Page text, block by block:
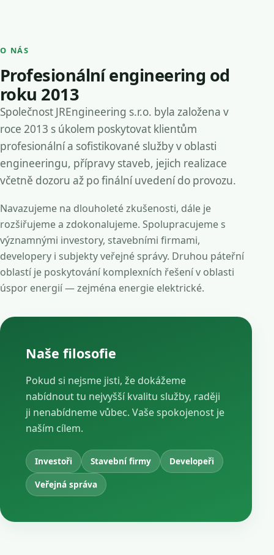
O NÁS
Profesionální engineering od
roku 2013
Společnost JREngineering s.r.o. byla založena v
roce 2013 s úkolem poskytovat klientům
profesionální a sofistikované služby v oblasti
engineeringu, přípravy staveb, jejich realizace
včetně dozoru až po finální uvedení do provozu.
Navazujeme na dlouholeté zkušenosti, dále je
rozšiřujeme a zdokonalujeme. Spolupracujeme s
významnými investory, stavebními firmami,
developery i subjekty veřejné správy. Druhou páteřní
oblastí je poskytování komplexních řešení v oblasti
úspor energií — zejména energie elektrické.
Naše filosofie
Pokud si nejsme jisti, že dokážeme
nabídnout tu nejvyšší kvalitu služby, raději
ji nenabídneme vůbec. Vaše spokojenost je
naším cílem.
Investoři Stavební firmy
Developeři
Veřejná správa